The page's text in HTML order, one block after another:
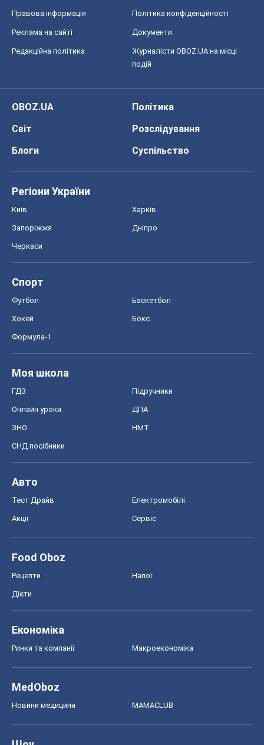
Правова інформація Політика конфіденційності
Реклама на сайті Документи
Редакційна політика
Журналісти OBOZ.UA на місці
подій
OBOZ.UA
Політика
Світ
Розслідування
Блоги
Суспільство
Регіони України
Київ Харків
Запоріжжя Дніпро
Черкаси
Спорт
Футбол Баскетбол
Хокей Бокс
Формула-1
Моя школа
ГДЗ Підручники
Онлайн уроки ДПА
ЗНО НМТ
СНД посібники
Авто
Тест Драйв Електромобілі
Акції Сервіс
Food Oboz
Рецепти Напої
Дієти
Економіка
Ринки та компанії Макроекономіка
MedOboz
Новини медицини MAMACLUB